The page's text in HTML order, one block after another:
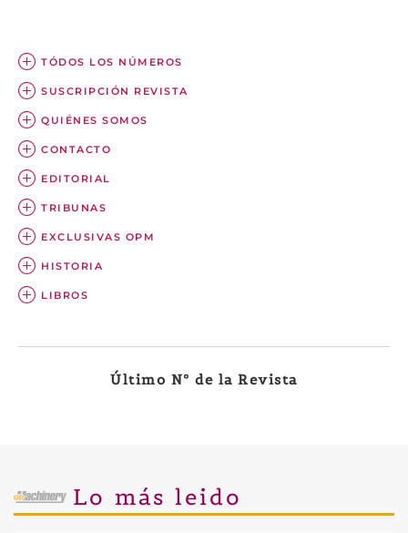
TÓDOS LOS NÚMEROS
SUSCRIPCIÓN REVISTA
QUIÉNES SOMOS
CONTACTO
EDITORIAL
TRIBUNAS
EXCLUSIVAS OPM
HISTORIA
LIBROS
Último Nº de la Revista
Lo más leido